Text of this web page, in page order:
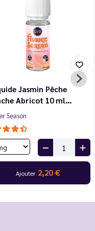
Jasmin Pêche
Abricot 10 ml…
Season
Ajouter 2,20 €